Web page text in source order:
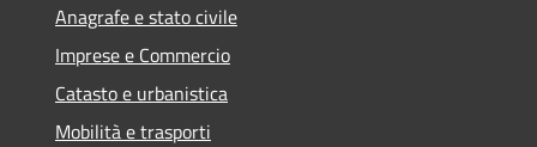
Anagrafe e stato civile
Imprese e Commercio
Catasto e urbanistica
Mobilità e trasporti